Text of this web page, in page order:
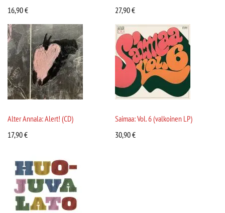
16,90€ 27,90€
Alter Annala: Alert! (CD)
17,90€
Saimaa: Vol. 6 (valkoinen LP)
30,90€